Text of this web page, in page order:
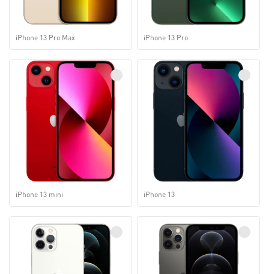
iPhone 13 Pro Max iPhone 13 Pro
iPhone 13 mini iPhone 13